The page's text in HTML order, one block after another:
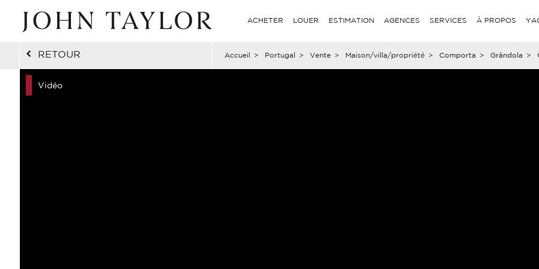
ACHETER LOUER ESTIMATION AGENCES SERVICES À PROPOS
RETOUR Accueil > Portugal > Vente > Maison/villa/propriété > Comporta > Grândola >
Vidéo